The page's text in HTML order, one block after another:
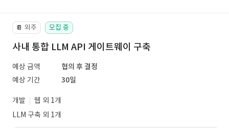
📔 외주 모집 중
사내 통합 LLM API 게이트웨이 구축
예상 금액
협의 후 결정
예상 기간
30일
개발
웹 외 1개
LLM 구축 외 1개